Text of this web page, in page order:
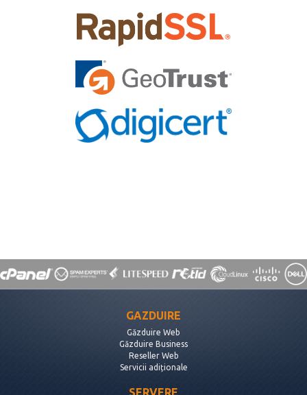
GAZDUIRE
Găzduire Web
Găzduire Business
Reseller Web
Servicii adiționale